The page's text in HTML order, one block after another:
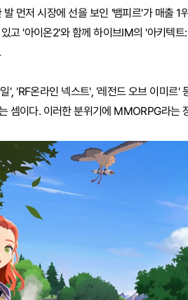
발 먼저 시장에 선을 보인 '뱀피르'가 매출
고 '아이온2'와 함께 하이브IM의 '아키텍
', 'RF온라인 넥스트', '레전드 오브 이미
셈이다. 이러한 분위기에 MMORPG라는